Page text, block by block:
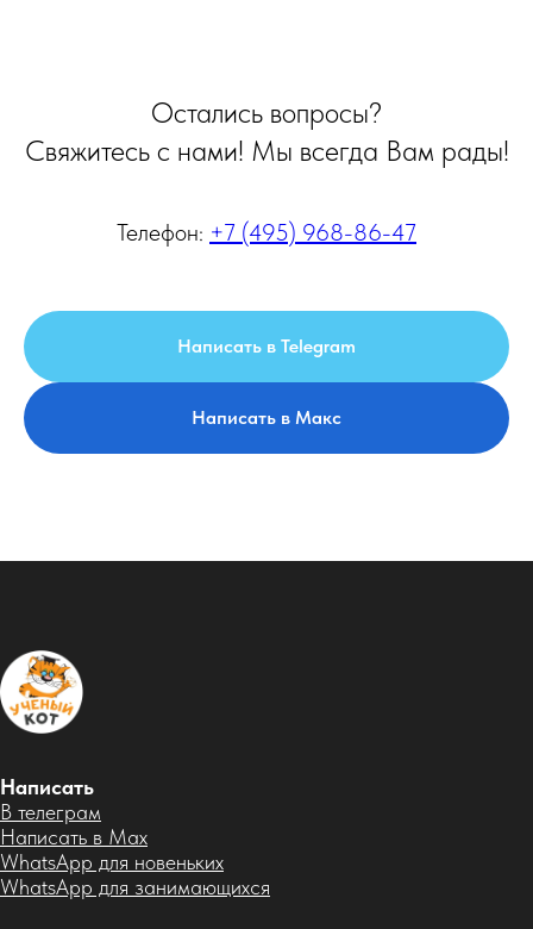
Остались вопросы?
Cвяжитесь с нами! Мы всегда Вам рады!
Телефон: +7 (495) 968-86-47
Написать в Telegram
Написать в Макс
Написать
В телеграм
Написать в Max
WhatsApp для новеньких
WhatsApp для занимающихся